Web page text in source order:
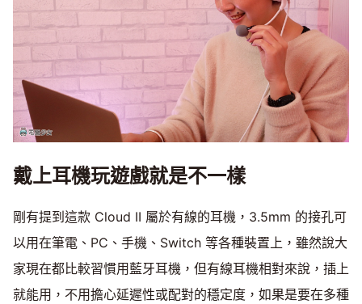
戴上耳機玩遊戲就是不一樣
剛有提到這款 Cloud II 屬於有線的耳機，3.5mm 的接孔可
以用在筆電、PC、手機、Switch 等各種裝置上，雖然說大
家現在都比較習慣用藍牙耳機，但有線耳機相對來說，插上
就能用，不用擔心延遲性或配對的穩定度，如果是要在多種